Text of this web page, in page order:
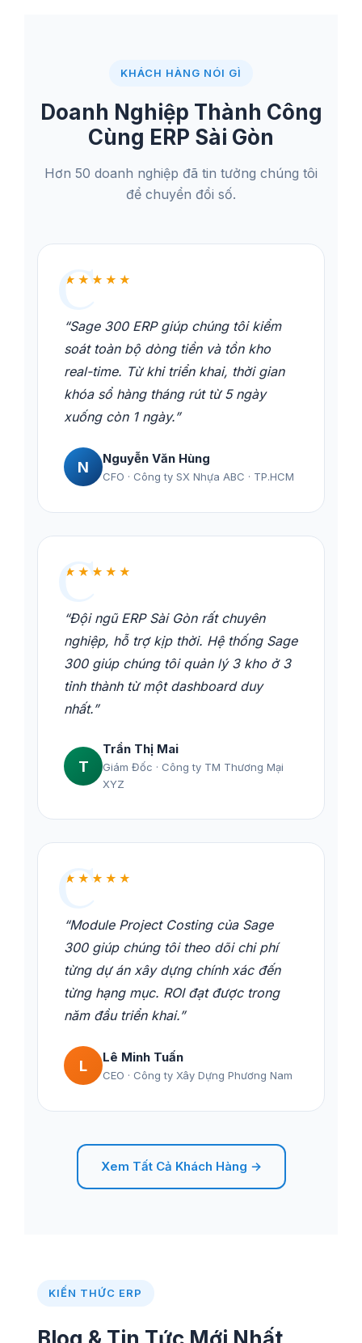
KHÁCH HÀNG NÓI GÌ
Doanh Nghiệp Thành Công
Cùng ERP Sài Gòn
Hơn 50 doanh nghiệp đã tin tưởng chúng tôi
để chuyển đổi số.
★★★★★
“Sage 300 ERP giúp chúng tôi kiểm
soát toàn bộ dòng tiền và tồn kho
real-time. Từ khi triển khai, thời gian
khóa sổ hàng tháng rút từ 5 ngày
xuống còn 1 ngày.”
N
Nguyễn Văn Hùng
CFO · Công ty SX Nhựa ABC · TP.HCM
★★★★★
“Đội ngũ ERP Sài Gòn rất chuyên
nghiệp, hỗ trợ kịp thời. Hệ thống Sage
300 giúp chúng tôi quản lý 3 kho ở 3
tỉnh thành từ một dashboard duy
nhất.”
T
Trần Thị Mai
Giám Đốc · Công ty TM Thương Mại
XYZ
★★★★★
“Module Project Costing của Sage
300 giúp chúng tôi theo dõi chi phí
từng dự án xây dựng chính xác đến
từng hạng mục. ROI đạt được trong
năm đầu triển khai.”
L
Lê Minh Tuấn
CEO · Công ty Xây Dựng Phương Nam
Xem Tất Cả Khách Hàng →
KIẾN THỨC ERP